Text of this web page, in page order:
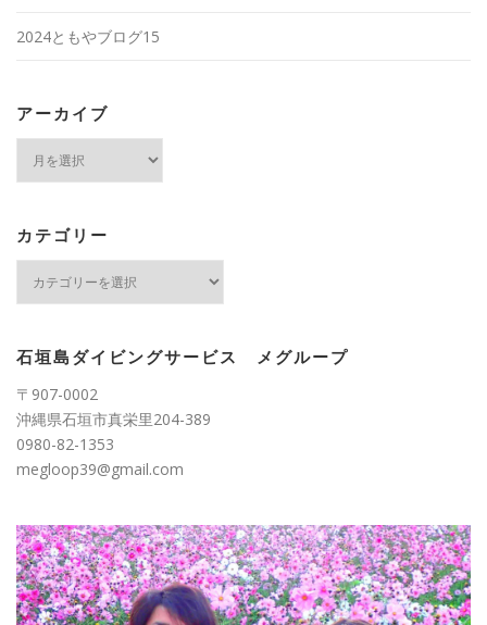
2024ともやブログ15
アーカイブ
ブ
カテゴリー
ー
石垣島ダイビングサービス メグループ
〒907-0002
沖縄県石垣市真栄里204-389
0980-82-1353
megloop39@gmail.com